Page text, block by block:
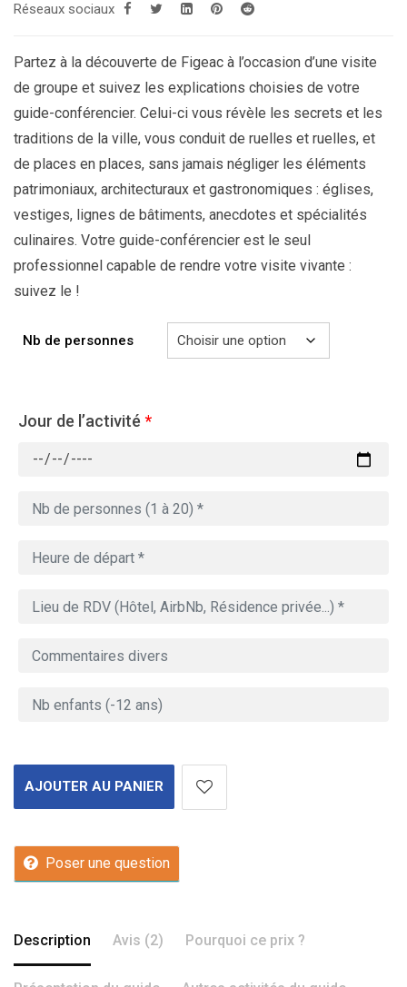
329.00€
Réseaux sociaux
Partez à la découverte de Figeac à l’occasion d’une visite
de groupe et suivez les explications choisies de votre
guide-conférencier. Celui-ci vous révèle les secrets et les
traditions de la ville, vous conduit de ruelles et ruelles, et
de places en places, sans jamais négliger les éléments
patrimoniaux, architecturaux et gastronomiques : églises,
vestiges, lignes de bâtiments, anecdotes et spécialités
culinaires. Votre guide-conférencier est le seul
professionnel capable de rendre votre visite vivante :
suivez le !
Nb de personnes
Jour de l’activité *
AJOUTER AU PANIER
Poser une question
Description Avis (2) Pourquoi ce prix ?